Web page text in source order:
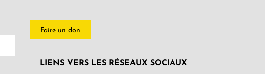
Faire un don
LIENS VERS LES RÉSEAUX SOCIAUX